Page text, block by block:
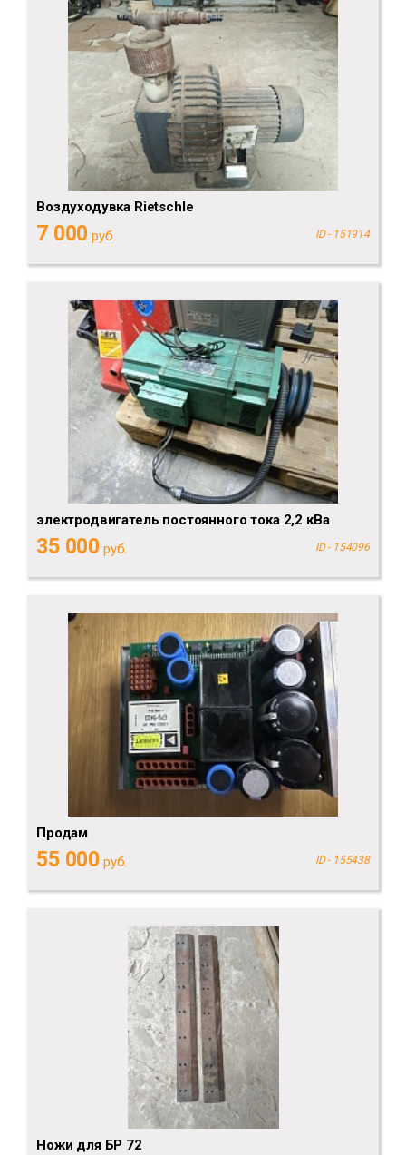
Воздуходувка Rietschle
7 000 руб. ID - 151914
электродвигатель постоянного тока 2,2 кВа
35 000 руб. ID - 154096
Продам
55 000 руб. ID - 155438
Ножи для БР 72